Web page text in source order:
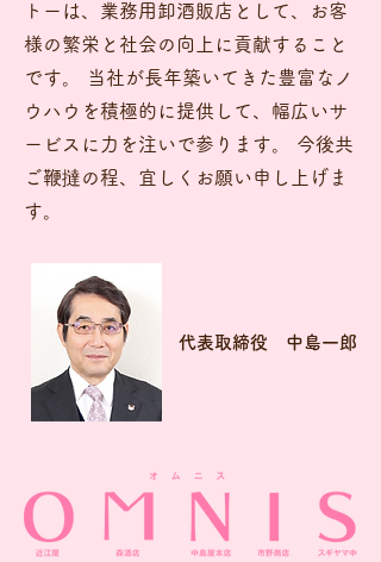
トーは、業務用卸酒販店として、お客
様の繁栄と社会の向上に貢献すること
です。 当社が長年築いてきた豊富なノ
ウハウを積極的に提供して、幅広いサ
ービスに力を注いで参ります。 今後共
ご鞭撻の程、宜しくお願い申し上げま
す。
代表取締役 中島一郎